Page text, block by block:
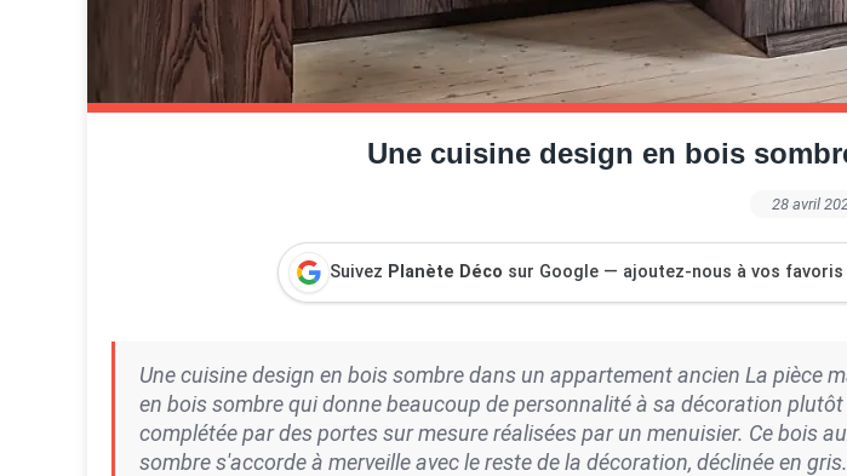
Une cuisine design en bois
28 avril
Suivez Planète Déco sur Google — ajoutez-nous à vos
Une cuisine design en bois sombre dans un appartement ancien La pièce
en bois sombre qui donne beaucoup de personnalité à sa décoration
complétée par des portes sur mesure réalisées par un menuisier. Ce bois
sombre s'accorde à merveille avec le reste de la décoration, déclinée en gris.